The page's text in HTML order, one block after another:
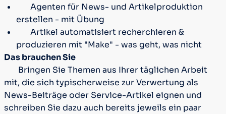
Agenten für News- und Artikelproduktion
erstellen - mit Übung
Artikel automatisiert recherchieren &
produzieren mit "Make" - was geht, was nicht
Das brauchen Sie
Bringen Sie Themen aus Ihrer täglichen Arbeit
mit, die sich typischerweise zur Verwertung als
News-Beiträge oder Service-Artikel eignen und
schreiben Sie dazu auch bereits jeweils ein paar